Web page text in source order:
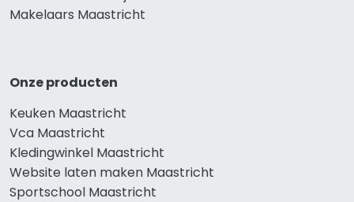
Makelaars Maastricht
Onze producten
Keuken Maastricht
Vca Maastricht
Kledingwinkel Maastricht
Website laten maken Maastricht
Sportschool Maastricht